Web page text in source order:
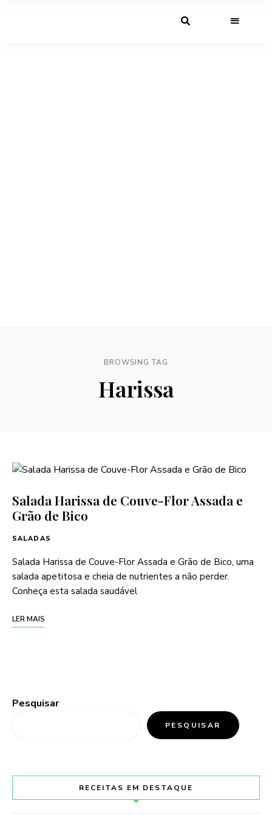
BROWSING TAG
Harissa
Salada Harissa de Couve-Flor Assada e
Grão de Bico
SALADAS
Salada Harissa de Couve-Flor Assada e Grão de Bico, uma
salada apetitosa e cheia de nutrientes a não perder.
Conheça esta salada saudável
LER MAIS
Pesquisar
PESQUISAR
RECEITAS EM DESTAQUE